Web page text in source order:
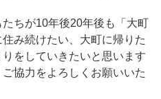
ちが10年後20年後も「大町
み続けたい、大町に帰りた
をしていきたいと思います
協力をよろしくお願いいた